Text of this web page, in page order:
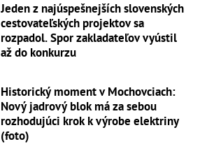
Jeden z najúspešnejších slovenských
cestovateľských projektov sa
rozpadol. Spor zakladateľov vyústil
až do konkurzu
Historický moment v Mochovciach:
Nový jadrový blok má za sebou
rozhodujúci krok k výrobe elektriny
(foto)